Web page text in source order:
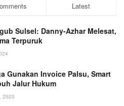
Latest
Sulsel: Danny-Azhar Melesat,
Terpuruk
Gunakan Invoice Palsu, Smart
Jalur Hukum
2025